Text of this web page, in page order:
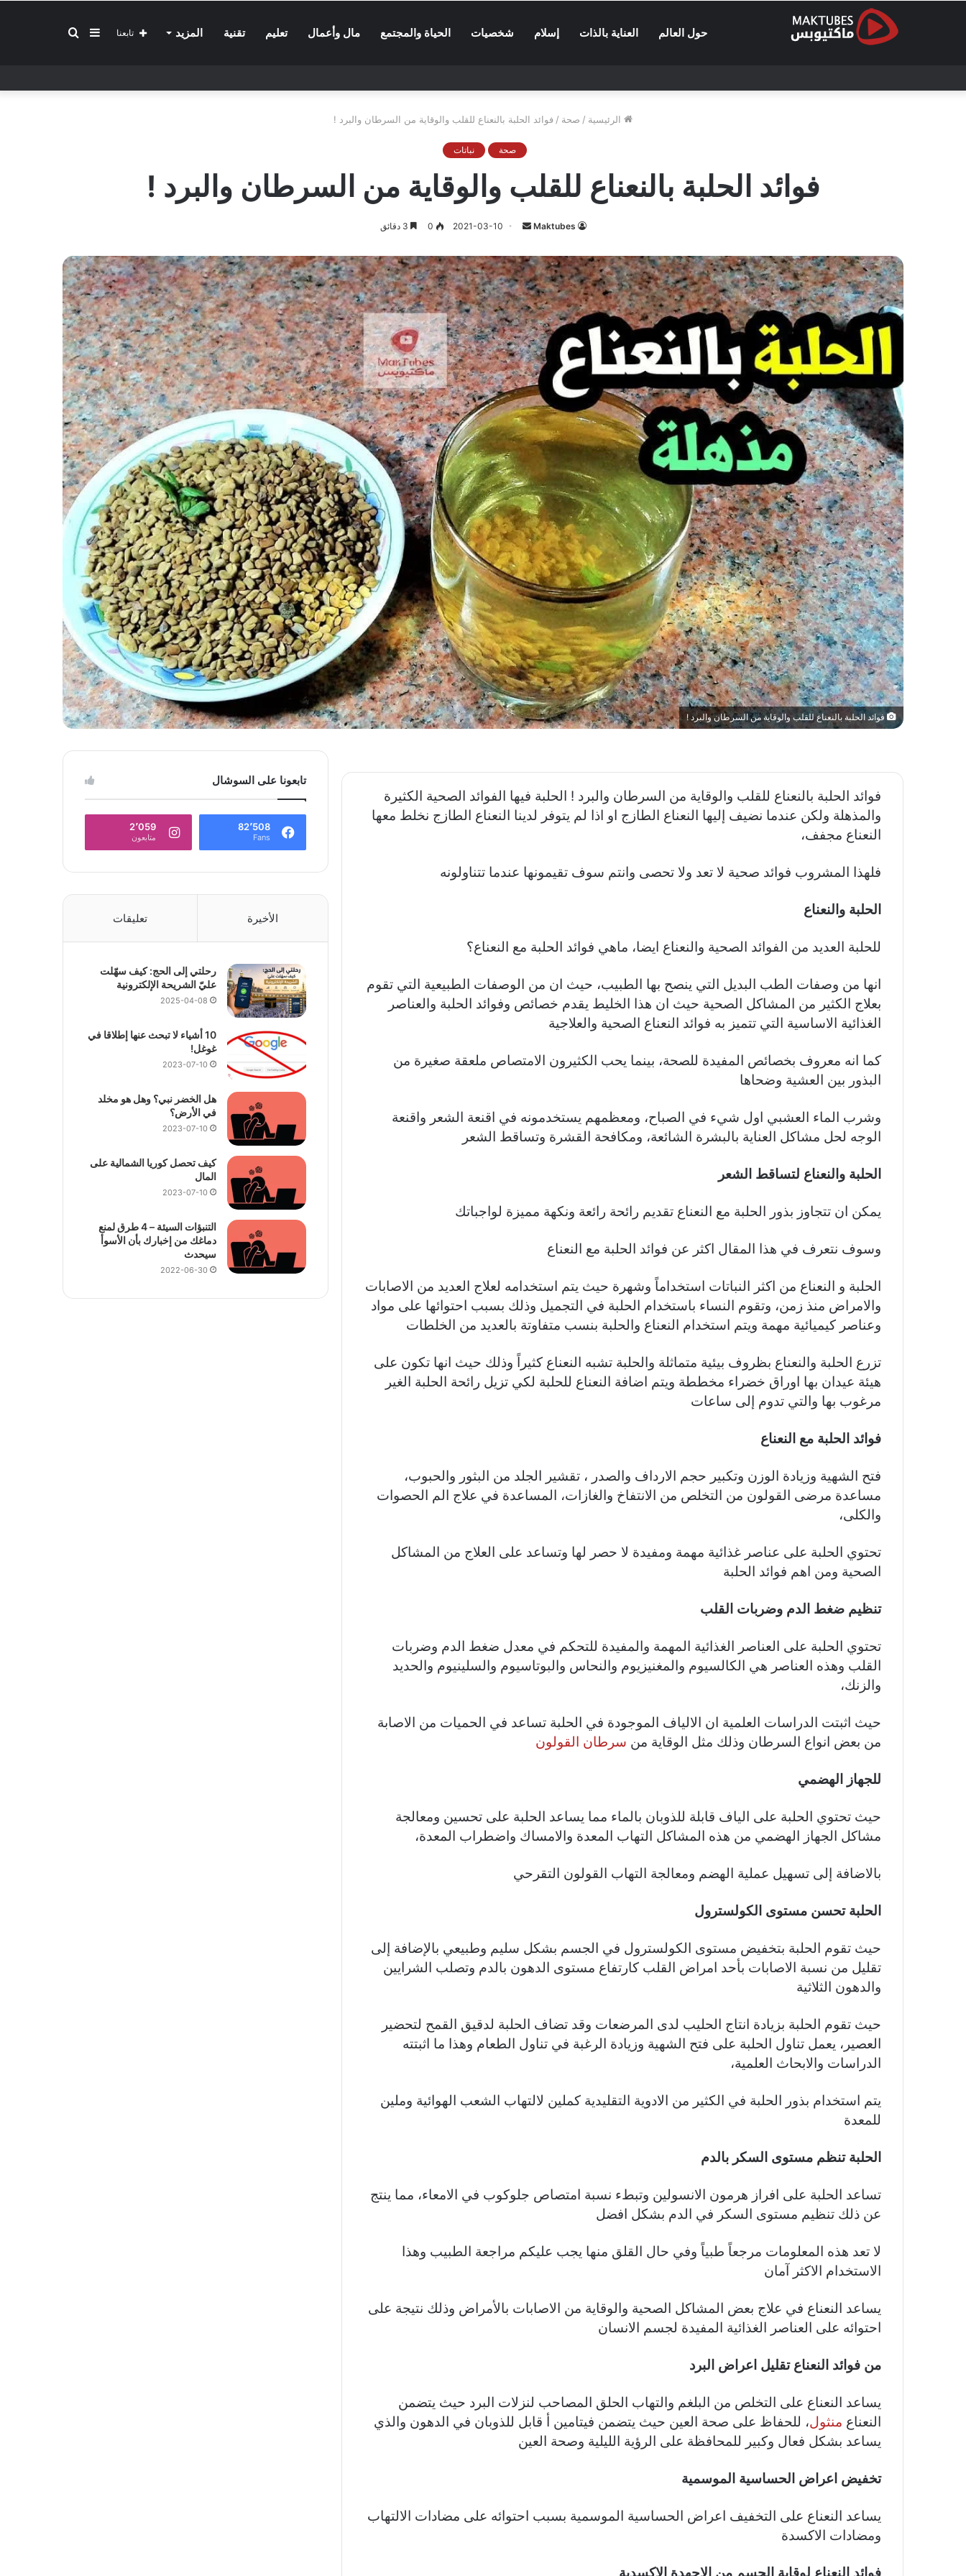
حول العالم العناية بالذات إسلام شخصيات الحياة والمجتمع مال وأعمال تعليم تقنية المزيد بحثإضافة تابعنا
الرئيسية / صحة / فوائد الحلبة بالنعناع للقلب والوقاية من السرطان والبرد !
صحة نباتات
فوائد الحلبة بالنعناع للقلب والوقاية من السرطان والبرد !
Maktubes
أرسل
إلكترونيا
2021-03-10
0
فوائد الحلبة بالنعناع للقلب والوقاية من السرطان والبرد !
فوائد الحلبة بالنعناع للقلب والوقاية من السرطان والبرد ! الحلبة فيها الفوائد الصحية الكثيرة
والمذهلة ولكن عندما نضيف إليها النعناع الطازج او اذا لم يتوفر لدينا النعناع الطازج نخلط معها
النعناع مجفف،
فلهذا المشروب فوائد صحية لا تعد ولا تحصى وانتم سوف تقيمونها عندما تتناولونه
الحلبة والنعناع
للحلبة العديد من الفوائد الصحية والنعناع ايضا، ماهي فوائد الحلبة مع النعناع؟
انها من وصفات الطب البديل التي ينصح بها الطبيب، حيث ان من الوصفات الطبيعية التي تقوم
بعلاج الكثير من المشاكل الصحية حيث ان هذا الخليط يقدم خصائص وفوائد الحلبة والعناصر
الغذائية الاساسية التي تتميز به فوائد النعناع الصحية والعلاجية
كما انه معروف بخصائص المفيدة للصحة، بينما يحب الكثيرون الامتصاص ملعقة صغيرة من
البذور بين العشية وضحاها
وشرب الماء العشبي اول شيء في الصباح، ومعظمهم يستخدمونه في اقنعة الشعر واقنعة
الوجه لحل مشاكل العناية بالبشرة الشائعة، ومكافحة القشرة وتساقط الشعر
الحلبة والنعناع لتساقط الشعر
يمكن ان تتجاوز بذور الحلبة مع النعناع تقديم رائحة رائعة ونكهة مميزة لواجباتك
وسوف نتعرف في هذا المقال اكثر عن فوائد الحلبة مع النعناع
الحلبة و النعناع من اكثر النباتات استخداماً وشهرة حيث يتم استخدامه لعلاج العديد من الاصابات
والامراض منذ زمن، وتقوم النساء باستخدام الحلبة في التجميل وذلك بسبب احتوائها على مواد
وعناصر كيميائية مهمة ويتم استخدام النعناع والحلبة بنسب متفاوتة بالعديد من الخلطات
تزرع الحلبة والنعناع بظروف بيئية متماثلة والحلبة تشبه النعناع كثيراً وذلك حيث انها تكون على
هيئة عيدان بها اوراق خضراء مخططة ويتم اضافة النعناع للحلبة لكي تزيل رائحة الحلبة الغير
مرغوب بها والتي تدوم إلى ساعات
فوائد الحلبة مع النعناع
فتح الشهية وزيادة الوزن وتكبير حجم الارداف والصدر ، تقشير الجلد من البثور والحبوب،
مساعدة مرضى القولون من التخلص من الانتفاخ والغازات، المساعدة في علاج الم الحصوات
والكلى،
تحتوي الحلبة على عناصر غذائية مهمة ومفيدة لا حصر لها وتساعد على العلاج من المشاكل
الصحية ومن اهم فوائد الحلبة
تنظيم ضغط الدم وضربات القلب
تحتوي الحلبة على العناصر الغذائية المهمة والمفيدة للتحكم في معدل ضغط الدم وضربات
القلب وهذه العناصر هي الكالسيوم والمغنيزيوم والنحاس والبوتاسيوم والسلينيوم والحديد
والزنك،
حيث اثبتت الدراسات العلمية ان الالياف الموجودة في الحلبة تساعد في الحميات من الاصابة
من بعض انواع السرطان وذلك مثل الوقاية من سرطان القولون
للجهاز الهضمي
حيث تحتوي الحلبة على الياف قابلة للذوبان بالماء مما يساعد الحلبة على تحسين ومعالجة
مشاكل الجهاز الهضمي من هذه المشاكل التهاب المعدة والامساك واضطراب المعدة،
بالاضافة إلى تسهيل عملية الهضم ومعالجة التهاب القولون التقرحي
الحلبة تحسن مستوى الكولسترول
حيث تقوم الحلبة بتخفيض مستوى الكولسترول في الجسم بشكل سليم وطبيعي بالإضافة إلى
تقليل من نسبة الاصابات بأحد امراض القلب كارتفاع مستوى الدهون بالدم وتصلب الشرايين
والدهون الثلاثية
حيث تقوم الحلبة بزيادة انتاج الحليب لدى المرضعات وقد تضاف الحلبة لدقيق القمح لتحضير
العصير، يعمل تناول الحلبة على فتح الشهية وزيادة الرغبة في تناول الطعام وهذا ما اثبتته
الدراسات والابحاث العلمية،
يتم استخدام بذور الحلبة في الكثير من الادوية التقليدية كملين لالتهاب الشعب الهوائية وملين
للمعدة
الحلبة تنظم مستوى السكر بالدم
تساعد الحلبة على افراز هرمون الانسولين وتبطء نسبة امتصاص جلوكوب في الامعاء، مما ينتج
عن ذلك تنظيم مستوى السكر في الدم بشكل افضل
لا تعد هذه المعلومات مرجعاً طبياً وفي حال القلق منها يجب عليكم مراجعة الطبيب وهذا
الاستخدام الاكثر آمان
يساعد النعناع في علاج بعض المشاكل الصحية والوقاية من الاصابات بالأمراض وذلك نتيجة على
احتوائه على العناصر الغذائية المفيدة لجسم الانسان
من فوائد النعناع تقليل اعراض البرد
يساعد النعناع على التخلص من البلغم والتهاب الحلق المصاحب لنزلات البرد حيث يتضمن
النعناع منثول، للحفاظ على صحة العين حيث يتضمن فيتامين أ قابل للذوبان في الدهون والذي
يساعد بشكل فعال وكبير للمحافظة على الرؤية الليلية وصحة العين
تخفيض اعراض الحساسية الموسمية
يساعد النعناع على التخفيف اعراض الحساسية الموسمية بسبب احتوائه على مضادات الالتهاب
ومضادات الاكسدة
تابعونا على السوشال
82٬508
Fans
2٬059
متابعون
الأخيرة تعليقات
رحلتي إلى الحج: كيف سهّلت
عليّ الشريحة الإلكترونية
2025-04-08
10 أشياء لا تبحث عنها إطلاقا في
غوغل!
2023-07-10
هل الخضر نبي؟ وهل هو مخلد
في الأرض؟
2023-07-10
كيف تحصل كوريا الشمالية على
المال
2023-07-10
التنبؤات السيئة – 4 طرق لمنع
دماغك من إخبارك بأن الأسوأ
سيحدث
2022-06-30